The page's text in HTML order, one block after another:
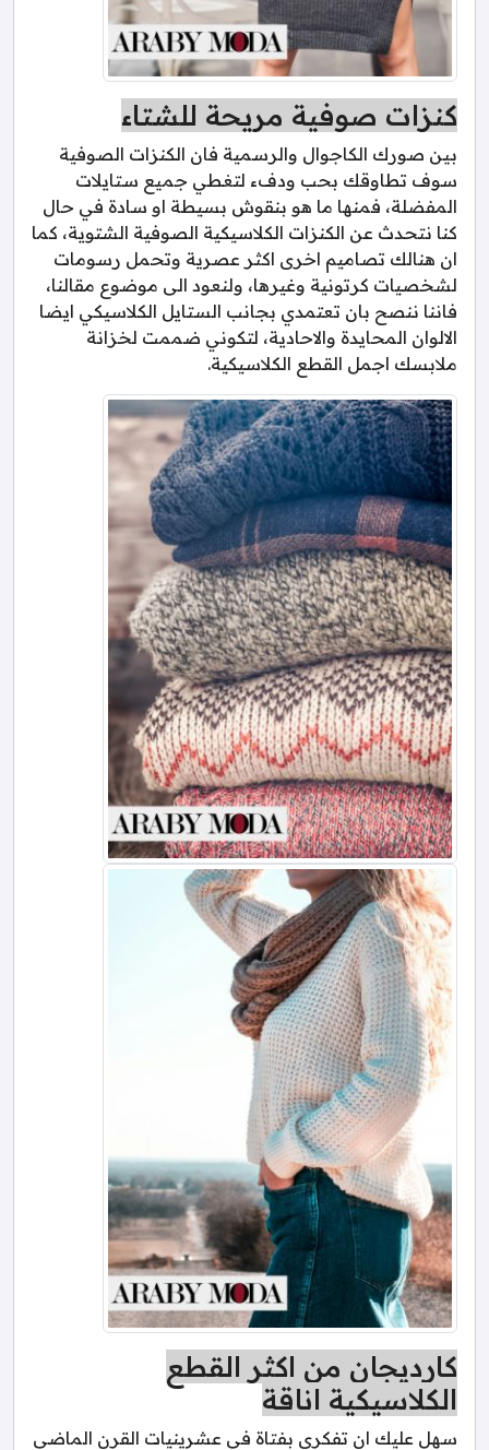
كنزات صوفية مريحة للشتاء
بين صورك الكاجوال والرسمية فان الكنزات الصوفية
سوف تطاوقك بحب ودفء لتغطي جميع ستايلات
المفضلة، فمنها ما هو بنقوش بسيطة او سادة في حال
كنا نتحدث عن الكنزات الكلاسيكية الصوفية الشتوية، كما
ان هنالك تصاميم اخرى اكثر عصرية وتحمل رسومات
لشخصيات كرتونية وغيرها، ولنعود الى موضوع مقالنا،
فاننا ننصح بان تعتمدي بجانب الستايل الكلاسيكي ايضا
الالوان المحايدة والاحادية، لتكوني ضممت لخزانة
ملابسك اجمل القطع الكلاسيكية.
كارديجان من اكثر القطع
الكلاسيكية اناقة
سهل عليك ان تفكري بفتاة في عشرينيات القرن الماضي